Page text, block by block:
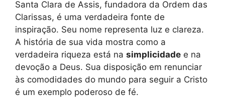
Santa Clara de Assis, fundadora da Ordem das
Clarissas, é uma verdadeira fonte de
inspiração. Seu nome representa luz e clareza.
A história de sua vida mostra como a
verdadeira riqueza está na simplicidade e na
devoção a Deus. Sua disposição em renunciar
às comodidades do mundo para seguir a Cristo
é um exemplo poderoso de fé.